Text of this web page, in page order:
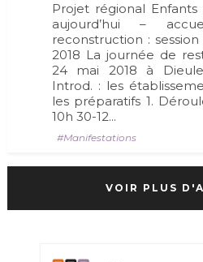
Projet régional
aujourd’hui –
reconstruction : session
2018 La journée de
24 mai 2018 à
Introd. : les
les préparatifs 1.
10h 30-12...
Manifestations
VOIR PLUS